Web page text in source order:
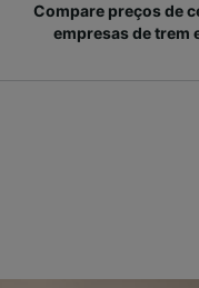
Compare preços de
empresas de trem